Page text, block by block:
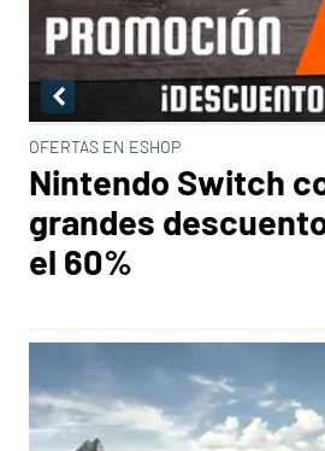
OFERTAS EN ESHOP
Nintendo Switch
grandes
el 60%